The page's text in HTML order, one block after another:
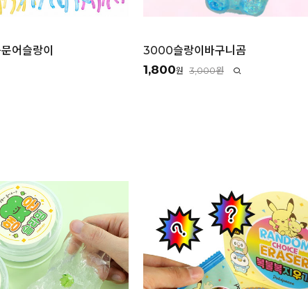
어슬랑이 3000슬랑이바구니곰
1,800원 3,000원